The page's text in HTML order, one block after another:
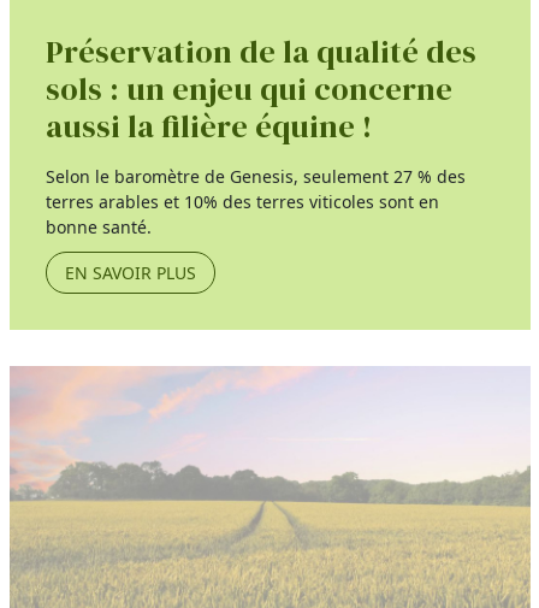
Préservation de la qualité des
sols : un enjeu qui concerne
aussi la filière équine !
Selon le baromètre de Genesis, seulement 27 % des
terres arables et 10% des terres viticoles sont en
bonne santé.
EN SAVOIR PLUS